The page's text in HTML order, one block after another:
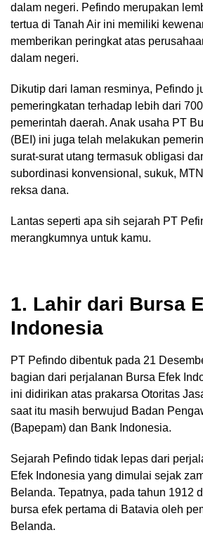
dalam negeri. Pefindo merupakan
tertua di Tanah Air ini memiliki
memberikan peringkat atas
dalam negeri.
Dikutip dari laman resminya, Pefindo
pemeringkatan terhadap lebih dari
pemerintah daerah. Anak usaha PT
(BEI) ini juga telah melakukan
surat-surat utang termasuk obligasi
subordinasi konvensional, sukuk,
reksa dana.
Lantas seperti apa sih sejarah PT
merangkumnya untuk kamu.
1. Lahir dari Bursa
Indonesia
PT Pefindo dibentuk pada 21
bagian dari perjalanan Bursa Efek
ini didirikan atas prakarsa Otoritas
saat itu masih berwujud Badan
(Bapepam) dan Bank Indonesia.
Sejarah Pefindo tidak lepas dari
Efek Indonesia yang dimulai sejak
Belanda. Tepatnya, pada tahun 1912
bursa efek pertama di Batavia oleh
Belanda.